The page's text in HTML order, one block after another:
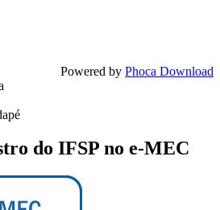
Powered by Phoca Download
do IFSP no e-MEC